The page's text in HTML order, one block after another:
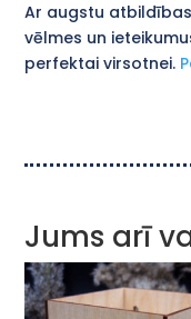
Ar augstu
vēlmes un
perfektai virsotnei.
Jums arī